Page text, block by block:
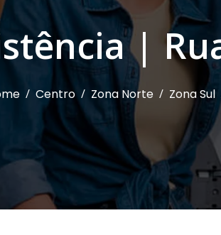
|
/ Centro / Zona Norte / Zona Sul